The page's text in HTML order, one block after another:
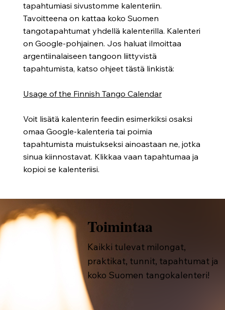
tapahtumiasi sivustomme kalenteriin.
Tavoitteena on kattaa koko Suomen
tangotapahtumat yhdellä kalenterilla. Kalenteri
on Google-pohjainen. Jos haluat ilmoittaa
argentiinalaiseen tangoon liittyvistä
tapahtumista, katso ohjeet tästä linkistä:
Usage of the Finnish Tango Calendar
Voit lisätä kalenterin feedin esimerkiksi osaksi
omaa Google-kalenteria tai poimia
tapahtumista muistukseksi ainoastaan ne, jotka
sinua kiinnostavat. Klikkaa vaan tapahtumaa ja
kopioi se kalenteriisi.
Toimintaa
Kaikki tulevat milongat,
praktikat, tunnit, tapahtumat ja
koko Suomen tangokalenteri!